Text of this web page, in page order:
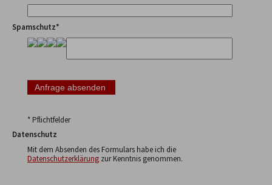
Spamschutz*
* Pflichtfelder
Datenschutz
Mit dem Absenden des Formulars habe ich die
Datenschutzerklärung zur Kenntnis genommen.